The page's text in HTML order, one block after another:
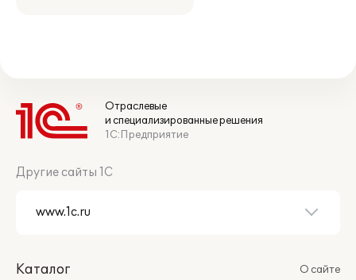
Отраслевые
и специализированные решения
1С:Предприятие
Другие сайты 1С
Каталог
О сайте